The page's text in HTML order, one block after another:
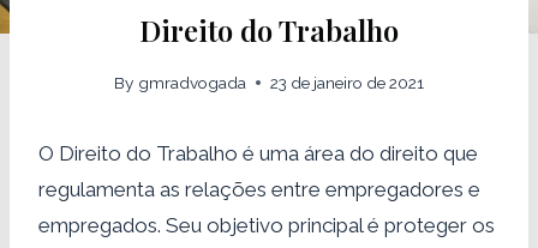
Direito do Trabalho
By gmradvogada 23 de janeiro de 2021
O Direito do Trabalho é uma área do direito que
regulamenta as relações entre empregadores e
empregados. Seu objetivo principal é proteger os